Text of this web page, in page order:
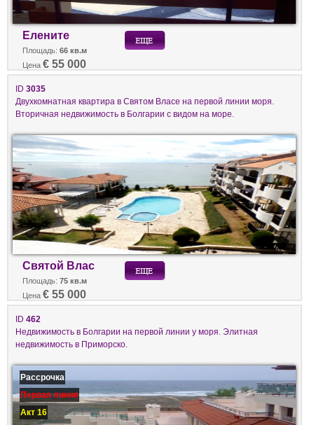
Елените
Площадь: 66 кв.м
Цена € 55 000
ID 3035
Двухкомнатная квартира в Святом Власе на первой линии моря.
Вторичная недвижимость в Болгарии с видом на море.
Святой Влас
Площадь: 75 кв.м
Цена € 55 000
ID 462
Недвижимость в Болгарии на первой линии у моря. Элитная
недвижимость в Приморско.
Рассрочка
Первая линия
Акт 16